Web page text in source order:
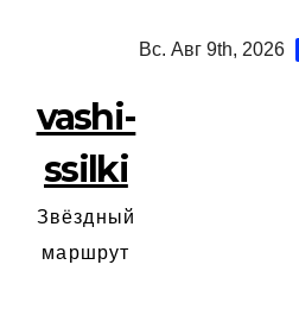
Вс. Авг 9th, 2026
vashi-
ssilki
Звёздный
маршрут